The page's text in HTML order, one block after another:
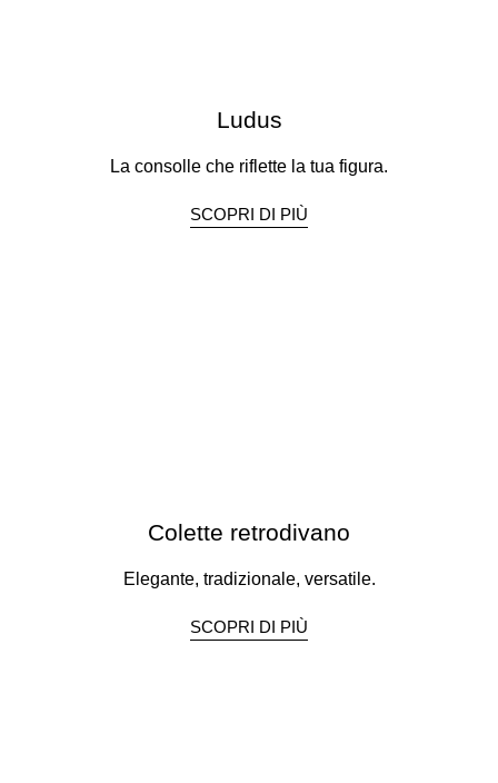
Ludus
La consolle che riflette la tua figura.
SCOPRI DI PIÙ
Colette retrodivano
Elegante, tradizionale, versatile.
SCOPRI DI PIÙ